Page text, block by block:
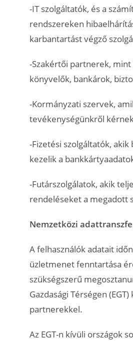
-IT szolgáltatók, és a
rendszereken
karbantartást végző
-Szakértői partnerek, mint
könyvelők, bankárok,
-Kormányzati szervek,
tevékenységünkről
-Fizetési szolgáltatók, akik
kezelik a
-Futárszolgálatok, akik
rendeléseket a megadott
Nemzetközi
A felhasználók adatait
üzletmenet fenntartása
szükségszerű
Gazdasági Térségen
partnerekkel.
Az EGT-n kívüli országok